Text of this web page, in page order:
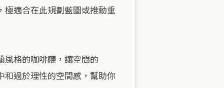
適合在此規劃藍圖或推動重
風格的咖啡廳，讓空間的
和過於理性的空間感，幫助你